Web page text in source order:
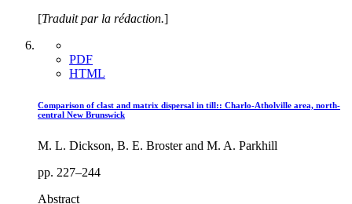
[Traduit par la rédaction.]
PDF
HTML
Comparison of clast and matrix dispersal in till:: Charlo-Atholville area, north-
central New Brunswick
M. L. Dickson, B. E. Broster and M. A. Parkhill
pp. 227–244
Abstract